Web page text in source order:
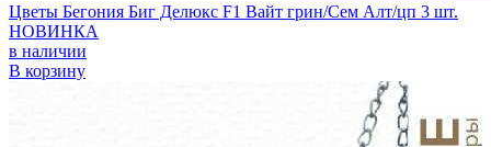
Цветы Бегония Биг Делюкс F1 Вайт грин/Сем Алт/цп 3 шт.
НОВИНКА
в наличии
В корзину